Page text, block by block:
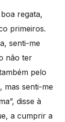
regata,
primeiros.
senti-me
não ter
pelo
mas senti-me
disse à
a cumprir a